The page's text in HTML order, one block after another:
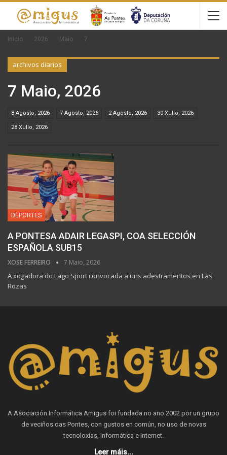
Inicio 2026 Maio 7
archivos diarios
7 Maio, 2026
8 Agosto, 2026 7 Agosto, 2026 2 Agosto, 2026 30 Xullo, 2026
28 Xullo, 2026
DEPORTES
A PONTESA ADAIR LEGASPI, COA SELECCIÓN
ESPAÑOLA SUB15
XOSE FERREIRO 7 Maio, 2026
A xogadora do Lago Sport convocada a uns adestramentos en Las
Rozas
A Asociación Informática Amigus foi fundada no ano 2002 por un grupo
de veciños das Pontes, con gustos en común, no uso de novas
tecnoloxías, Informática e Internet.
Leer máis...